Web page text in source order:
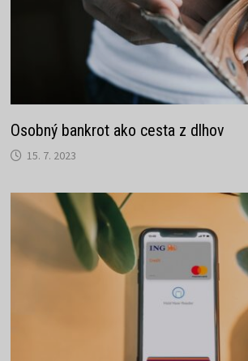
Osobný bankrot ako cesta z dlhov
15. 7. 2023